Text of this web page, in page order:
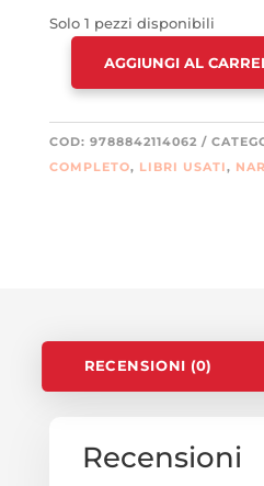
Solo 1 pezzi disponibili
SPAZIO
DEL
TEMPO
QUANTITÀ
AGGIUNGI AL
COD: 9788842114062
COMPLETO, LIBRI USATI,
RECENSIONI (0)
Recensioni